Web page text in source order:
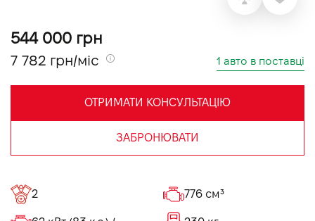
544 000 грн
7 782 грн/міс 1 авто в поставці
ОТРИМАТИ КОНСУЛЬТАЦІЮ
ЗАБРОНЮВАТИ
2 776 см³
Контакти
Підпишись на наш канал та слідкуй за
акціями, послугами та новинками